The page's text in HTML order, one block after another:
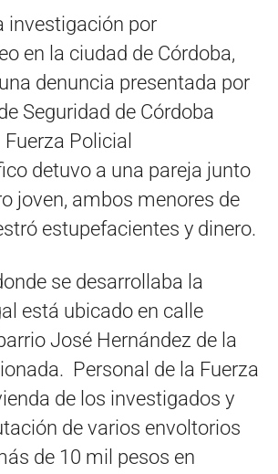
investigación por
en la ciudad de Córdoba,
denuncia presentada por
Seguridad de Córdoba
Policial
detuvo a una pareja junto
joven, ambos menores de
estupefacientes y dinero.
se desarrollaba la
está ubicado en calle
José Hernández de la
Personal de la Fuerza
de los investigados y
de varios envoltorios
de 10 mil pesos en